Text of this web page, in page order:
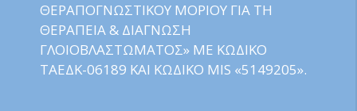
ΘΕΡΑΠΟΓΝΩΣΤΙΚΟΥ ΜΟΡΙΟΥ ΓΙΑ ΤΗ
ΘΕΡΑΠΕΙΑ & ΔΙΑΓΝΩΣΗ
ΓΛΟΙΟΒΛΑΣΤΩΜΑΤΟΣ» ΜΕ ΚΩΔΙΚΟ
ΤΑΕΔΚ-06189 ΚΑΙ ΚΩΔΙΚΟ MIS «5149205».